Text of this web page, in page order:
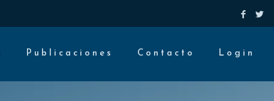
Publicaciones Contacto Login